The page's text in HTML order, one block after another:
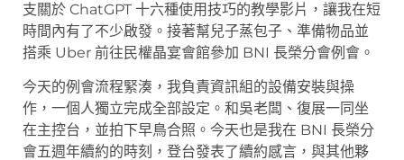
支關於 ChatGPT 十六種使用技巧的教學影片，讓我在短
時間內有了不少啟發。接著幫兒子蒸包子、準備物品並
搭乘 Uber 前往民權晶宴會館參加 BNI 長榮分會例會。
今天的例會流程緊湊，我負責資訊組的設備安裝與操
作，一個人獨立完成全部設定。和吳老闆、復展一同坐
在主控台，並拍下早鳥合照。今天也是我在 BNI 長榮分
會五週年續約的時刻，登台發表了續約感言，與其他夥